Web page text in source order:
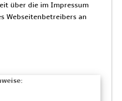
über die im Impressum
Webseitenbetreibers an